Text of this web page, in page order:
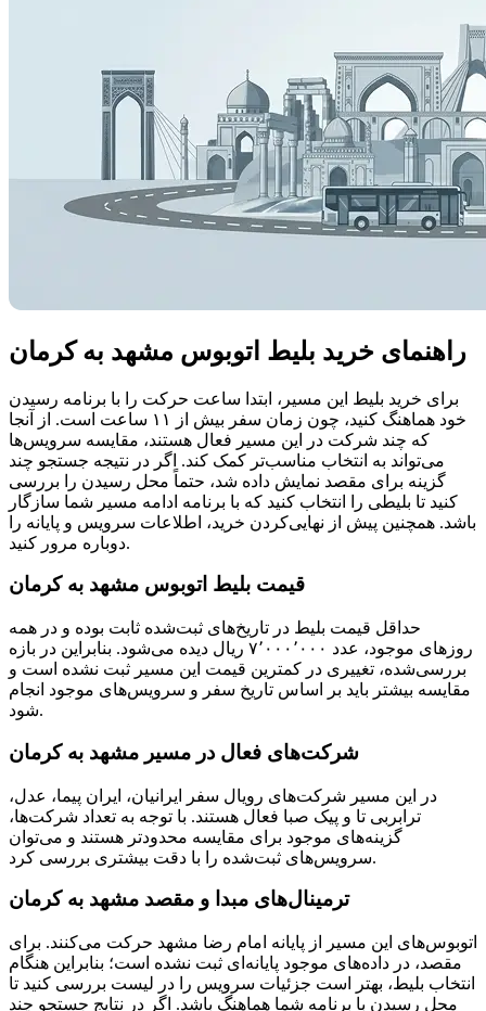
راهنمای خرید بلیط اتوبوس مشهد به کرمان
برای خرید بلیط این مسیر، ابتدا ساعت حرکت را با برنامه رسیدن
خود هماهنگ کنید، چون زمان سفر بیش از ۱۱ ساعت است. از آنجا
که چند شرکت در این مسیر فعال هستند، مقایسه سرویس‌ها
می‌تواند به انتخاب مناسب‌تر کمک کند. اگر در نتیجه جستجو چند
گزینه برای مقصد نمایش داده شد، حتماً محل رسیدن را بررسی
کنید تا بلیطی را انتخاب کنید که با برنامه ادامه مسیر شما سازگار
باشد. همچنین پیش از نهایی‌کردن خرید، اطلاعات سرویس و پایانه را
دوباره مرور کنید.
قیمت بلیط اتوبوس مشهد به کرمان
حداقل قیمت بلیط در تاریخ‌های ثبت‌شده ثابت بوده و در همه
روزهای موجود، عدد ۷٬۰۰۰٬۰۰۰ ریال دیده می‌شود. بنابراین در بازه
بررسی‌شده، تغییری در کمترین قیمت این مسیر ثبت نشده است و
مقایسه بیشتر باید بر اساس تاریخ سفر و سرویس‌های موجود انجام
شود.
شرکت‌های فعال در مسیر مشهد به کرمان
در این مسیر شرکت‌های رویال سفر ایرانیان، ایران پیما، عدل،
ترابربی تا و پیک صبا فعال هستند. با توجه به تعداد شرکت‌ها،
گزینه‌های موجود برای مقایسه محدودتر هستند و می‌توان
سرویس‌های ثبت‌شده را با دقت بیشتری بررسی کرد.
ترمینال‌ها‏ی مبدا و مقصد مشهد به کرمان
اتوبوس‌های این مسیر از پایانه امام رضا مشهد حرکت می‌کنند. برای
مقصد، در داده‌های موجود پایانه‌ای ثبت نشده است؛ بنابراین هنگام
انتخاب بلیط، بهتر است جزئیات سرویس را در لیست بررسی کنید تا
محل رسیدن با برنامه شما هماهنگ باشد. اگر در نتایج جستجو چند